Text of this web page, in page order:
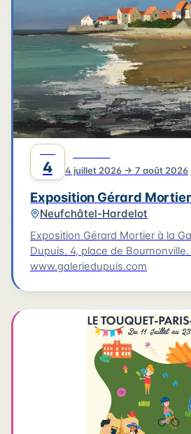
2
2
4
2
6
2
2
Leaflet|©
4 4 juillet 2026 → 7 août 2026
Exposition Gérard Mortier
Neufchâtel-Hardelot
Exposition Gérard Mortier à la
Dupuis. 4, place de
www.galeriedupuis.com